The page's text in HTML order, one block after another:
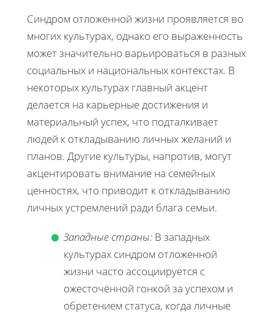
Синдром отложенной жизни проявляется во
многих культурах, однако его выраженность
может значительно варьироваться в разных
социальных и национальных контекстах. В
некоторых культурах главный акцент
делается на карьерные достижения и
материальный успех, что подталкивает
людей к откладыванию личных желаний и
планов. Другие культуры, напротив, могут
акцентировать внимание на семейных
ценностях, что приводит к откладыванию
личных устремлений ради блага семьи.
Западные страны: В западных
культурах синдром отложенной
жизни часто ассоциируется с
ожесточённой гонкой за успехом и
обретением статуса, когда личные